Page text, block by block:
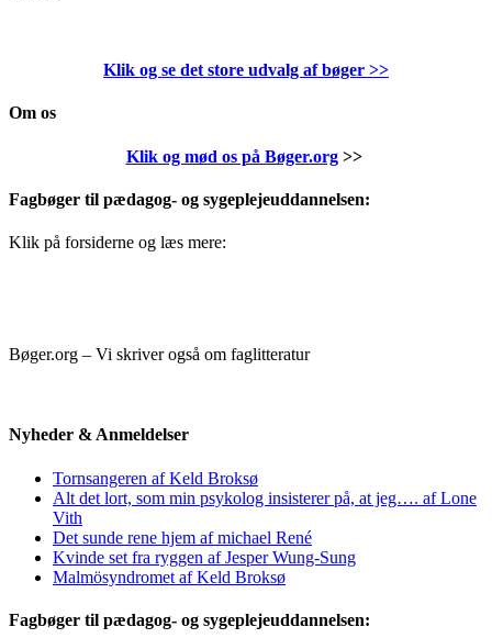
Klik og se det store udvalg af bøger >>
Om os
Klik og mød os på Bøger.org>>
Fagbøger til pædagog- og sygeplejeuddannelsen:
Klik på forsiderne og læs mere:
Bøger.org – Vi skriver også om faglitteratur
Nyheder & Anmeldelser
Tornsangeren af Keld Broksø
Alt det lort, som min psykolog insisterer på, at jeg…. af Lone
Vith
Det sunde rene hjem af michael René
Kvinde set fra ryggen af Jesper Wung-Sung
Malmösyndromet af Keld Broksø
Fagbøger til pædagog- og sygeplejeuddannelsen: